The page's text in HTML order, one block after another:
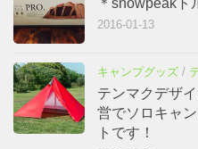
2016-01-13
キャンプグッズ /
テンマクデザ
営でソロキャ
トです！